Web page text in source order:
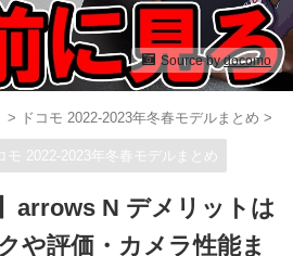
Source bydocomo
> ドコモ 2022-2023年冬春モデルまとめ >
モ 2022-2023年冬春モデルまとめ
arrows N デメリットは
や評価・カメラ性能ま